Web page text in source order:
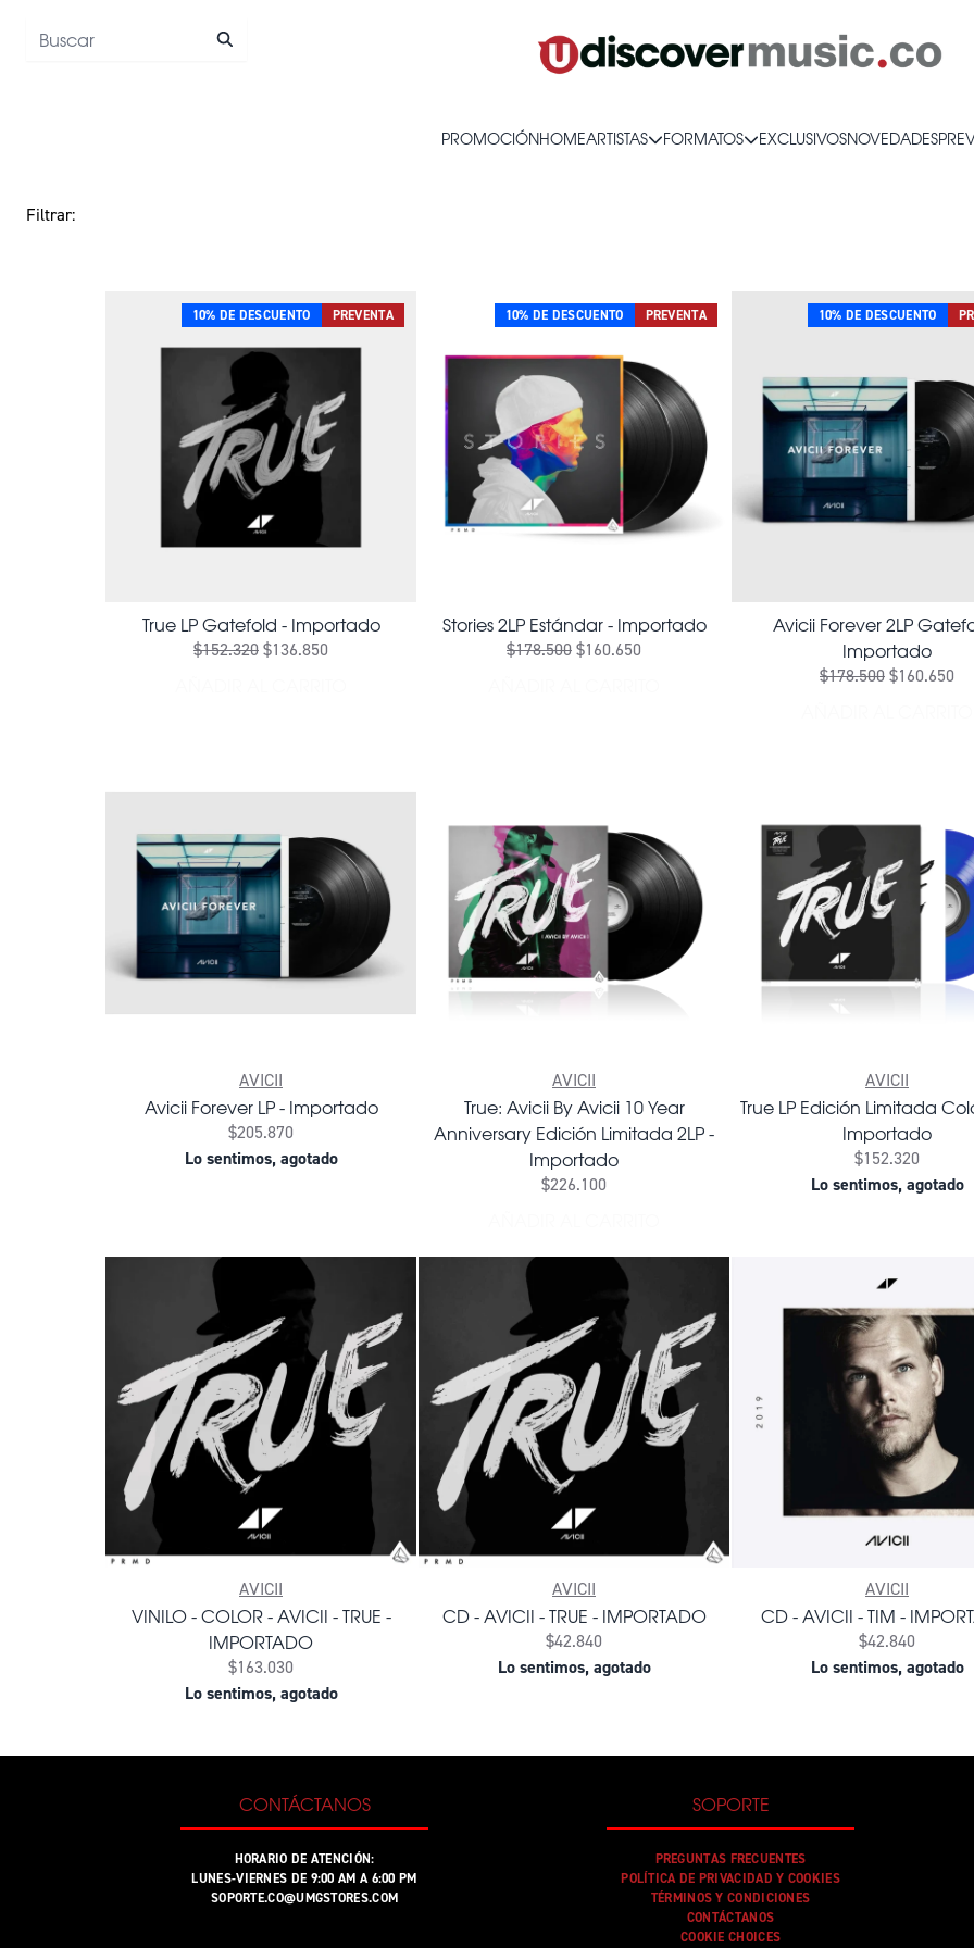
PROMOCIÓNHOMEARTISTAS FORMATOS EXCLUSIVOSNOVEDADES
10% DE DESCUENTO PREVENTA
True LP Gatefold - Importado
$152.320$136.850
10% DE DESCUENTO PREVENTA
Stories 2LP Estándar - Importado
$178.500$160.650
AÑADIR STORIES 2LP ESTÁNDAR - IMPORTADO AL
10% DE DESCUENTO
Avicii Forever 2LP
Importado
$178.500$160.650
AVICII
Avicii Forever LP - Importado
$205.870
Lo sentimos, agotado
AVICII
True: Avicii By Avicii 10 Year
Anniversary Edición Limitada 2LP -
Importado
$226.100
AVICII
True LP Edición Limitada
Importado
$152.320
Lo sentimos, agotado
AVICII
VINILO - COLOR - AVICII - TRUE -
IMPORTADO
$163.030
Lo sentimos, agotado
AVICII
CD - AVICII - TRUE - IMPORTADO
$42.840
Lo sentimos, agotado
AVICII
CD - AVICII - TIM -
$42.840
Lo sentimos, agotado
CONTÁCTANOS
HORARIO DE ATENCIÓN:
LUNES-VIERNES DE 9:00 AM A 6:00 PM
SOPORTE.CO@UMGSTORES.COM
SOPORTE
PREGUNTAS FRECUENTES
POLÍTICA DE PRIVACIDAD Y COOKIES
TÉRMINOS Y CONDICIONES
CONTÁCTANOS
COOKIE CHOICES